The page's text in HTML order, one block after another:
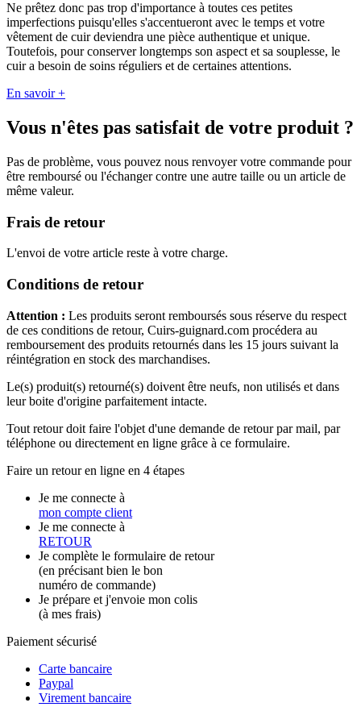
Ne prêtez donc pas trop d'importance à toutes ces petites
imperfections puisqu'elles s'accentueront avec le temps et votre
vêtement de cuir deviendra une pièce authentique et unique.
Toutefois, pour conserver longtemps son aspect et sa souplesse, le
cuir a besoin de soins réguliers et de certaines attentions.
En savoir +
Vous n'êtes pas satisfait de votre produit ?
Pas de problème, vous pouvez nous renvoyer votre commande pour
être remboursé ou l'échanger contre une autre taille ou un article de
même valeur.
Frais de retour
L'envoi de votre article reste à votre charge.
Conditions de retour
Attention : Les produits seront remboursés sous réserve du respect
de ces conditions de retour, Cuirs-guignard.com procédera au
remboursement des produits retournés dans les 15 jours suivant la
réintégration en stock des marchandises.
Le(s) produit(s) retourné(s) doivent être neufs, non utilisés et dans
leur boite d'origine parfaitement intacte.
Tout retour doit faire l'objet d'une demande de retour par mail, par
téléphone ou directement en ligne grâce à ce formulaire.
Faire un retour en ligne en 4 étapes
Je me connecte à
mon compte client
Je me connecte à
RETOUR
Je complète le formulaire de retour
(en précisant bien le bon
numéro de commande)
Je prépare et j'envoie mon colis
(à mes frais)
Paiement sécurisé
Carte bancaire
Paypal
Virement bancaire